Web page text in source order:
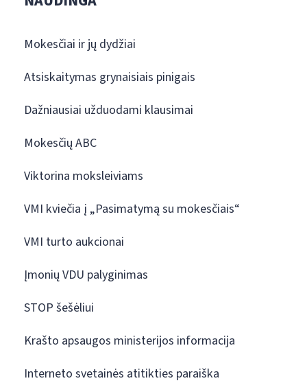
Mokesčiai ir jų dydžiai
Atsiskaitymas grynaisiais pinigais
Dažniausiai užduodami klausimai
Mokesčių ABC
Viktorina moksleiviams
VMI kviečia į „Pasimatymą su mokesčiais“
VMI turto aukcionai
Įmonių VDU palyginimas
STOP šešėliui
Krašto apsaugos ministerijos informacija
Interneto svetainės atitikties paraiška